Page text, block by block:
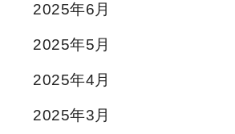
2025年6月
2025年5月
2025年4月
2025年3月